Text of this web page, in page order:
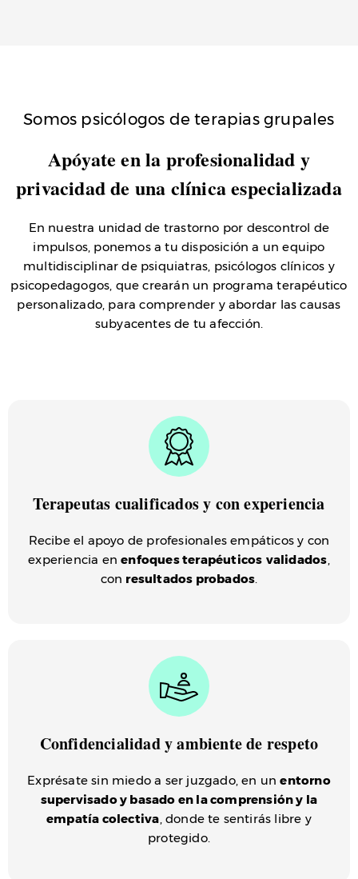
Somos psicólogos de terapias grupales
Apóyate en la profesionalidad y
privacidad de una clínica especializada
En nuestra unidad de trastorno por descontrol de
impulsos, ponemos a tu disposición a un equipo
multidisciplinar de psiquiatras, psicólogos clínicos y
psicopedagogos, que crearán un programa terapéutico
personalizado, para comprender y abordar las causas
subyacentes de tu afección.
Terapeutas cualificados y con experiencia
Recibe el apoyo de profesionales empáticos y con
experiencia enenfoques terapéuticos validados,
con resultados probados.
Confidencialidad y ambiente de respeto
Exprésate sin miedo a ser juzgado, en unentorno
supervisado y basado en la comprensión y la
empatía colectiva, donde te sentirás libre y
protegido.